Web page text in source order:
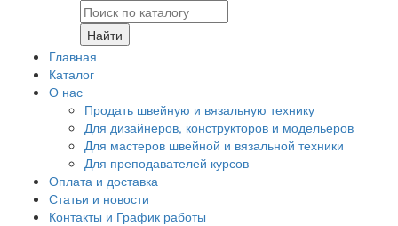
Найти
Главная
Каталог
О нас
Продать швейную и вязальную технику
Для дизайнеров, конструкторов и модельеров
Для мастеров швейной и вязальной техники
Для преподавателей курсов
Оплата и доставка
Статьи и новости
Контакты и График работы